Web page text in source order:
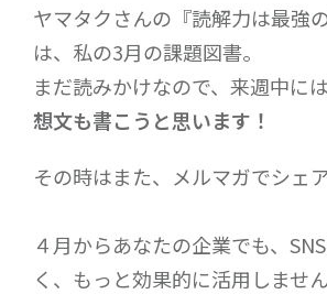
ヤマタクさんの『読解力は最強
は、私の3月の課題図書。
まだ読みかけなので、来週中には
想文も書こうと思います！
その時はまた、メルマガでシェ
４月からあなたの企業でも、
く、もっと効果的に活用しませ